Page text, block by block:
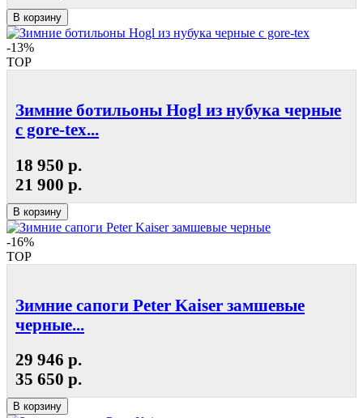
В корзину
-13%
TOP
Зимние ботильоны Hogl из нубука черные
с gore-tex...
18 950 р.
21 900 р.
В корзину
-16%
TOP
Зимние сапоги Peter Kaiser замшевые
черные...
29 946 р.
35 650 р.
В корзину